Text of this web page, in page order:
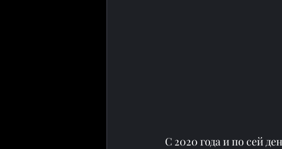
С 2020 года и по сей